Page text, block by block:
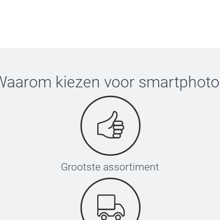
kiezen voor smartphoto
Grootste assortiment